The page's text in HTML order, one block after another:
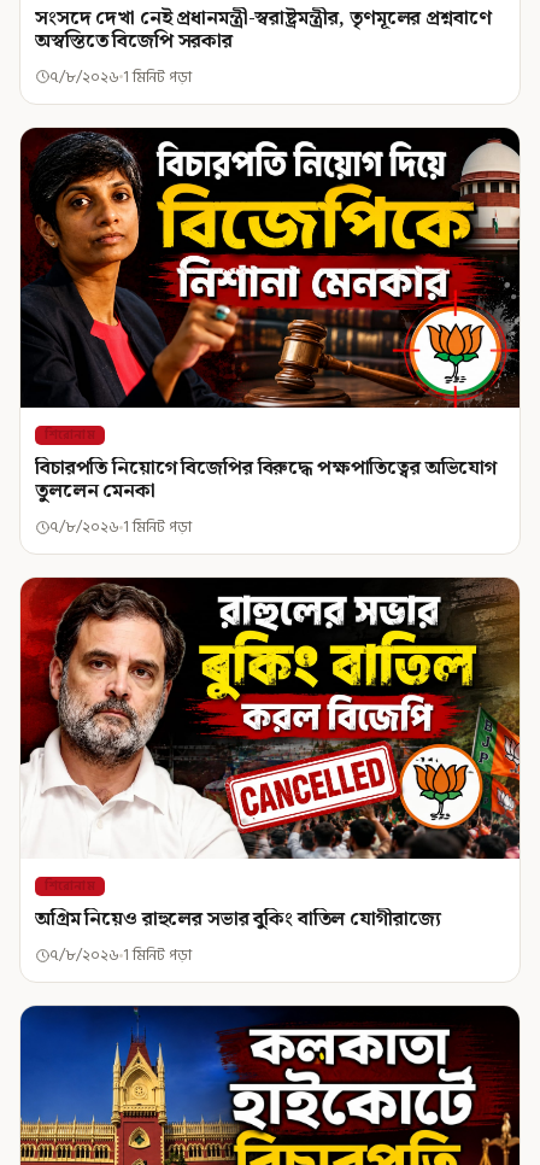
সংসদে দেখা নেই প্রধানমন্ত্রী-স্বরাষ্ট্রমন্ত্রীর, তৃণমূলের প্রশ্নবাণে
অস্বস্তিতে বিজেপি সরকার
৭/৮/২০২৬ 1 মিনিট পড়া
শিরোনাম
বিচারপতি নিয়োগে বিজেপির বিরুদ্ধে পক্ষপাতিত্বের অভিযোগ
তুললেন মেনকা
৭/৮/২০২৬ 1 মিনিট পড়া
শিরোনাম
অগ্রিম নিয়েও রাহুলের সভার বুকিং বাতিল যোগীরাজ্যে
৭/৮/২০২৬ 1 মিনিট পড়া